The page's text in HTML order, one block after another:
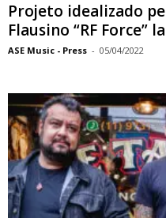
Projeto idealizado
Flausino “RF Force”
ASE Music - Press - 05/04/2022